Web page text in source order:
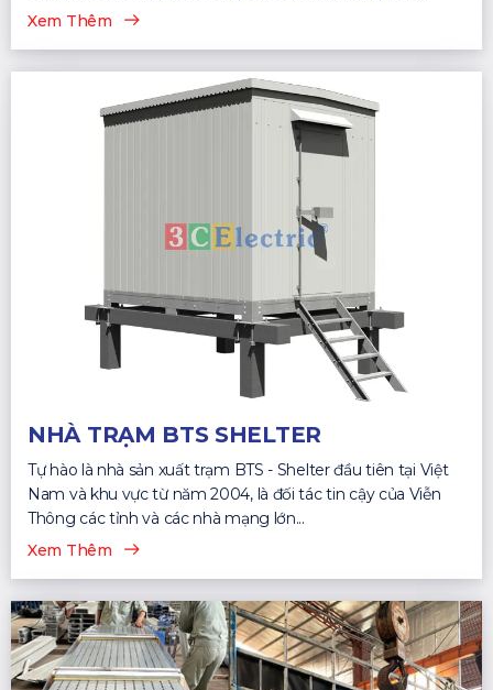
thông...
Xem Thêm
NHÀ TRẠM BTS SHELTER
Tự hào là nhà sản xuất trạm BTS - Shelter đầu tiên tại Việt
Nam và khu vực từ năm 2004, là đối tác tin cậy của Viễn
Thông các tỉnh và các nhà mạng lớn...
Xem Thêm